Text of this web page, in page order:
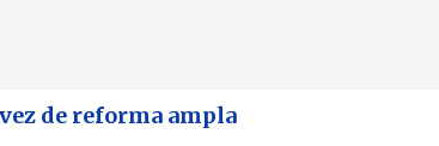
de reforma ampla